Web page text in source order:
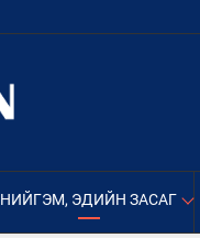
НИЙГЭМ, ЭДИЙН ЗАСАГ